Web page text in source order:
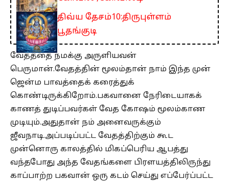
திவ்ய தேசம்10:திருபுள்ளம்
பூதங்குடி
வேதத்தை நமக்கு அருளியவன்
பெருமான்.வேதத்தின் மூலம்தான் நாம் இந்த முன்
ஜென்ம பாவத்தைக் கரைத்துக்
கொண்டிருக்கிறோம்.பகவானை நேரிடையாகக்
காணத் துடிப்பவர்கள் வேத கோஷம் மூலம்காண
முடியும்.அதுதான் நம் அனைவருக்கும்
ஜீவநாடி.அப்படிப்பட்ட வேதத்திற்கும் கூட
முன்னொரு காலத்தில் மிகப்பெரிய ஆபத்து
வந்தபோது அந்த வேதங்களை பிரளயத்திலிருந்து
காப்பாற்ற பகவான் ஒரு கடம் செய்து எப்பேர்ப்பட்ட